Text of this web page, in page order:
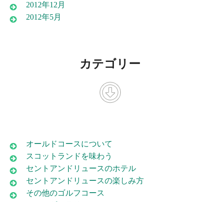
2012年12月
2012年5月
カテゴリー
オールドコースについて
スコットランドを味わう
セントアンドリュースのホテル
セントアンドリュースの楽しみ方
その他のゴルフコース